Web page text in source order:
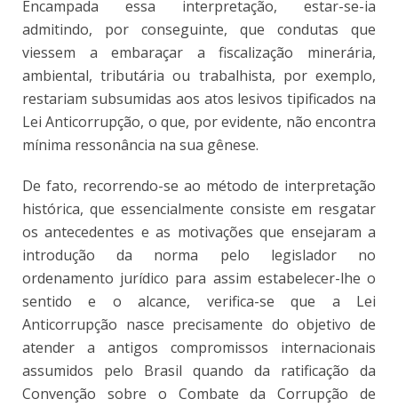
Encampada essa interpretação, estar-se-ia
admitindo, por conseguinte, que condutas que
viessem a embaraçar a fiscalização minerária,
ambiental, tributária ou trabalhista, por exemplo,
restariam subsumidas aos atos lesivos tipificados na
Lei Anticorrupção, o que, por evidente, não encontra
mínima ressonância na sua gênese.
De fato, recorrendo-se ao método de interpretação
histórica, que essencialmente consiste em resgatar
os antecedentes e as motivações que ensejaram a
introdução da norma pelo legislador no
ordenamento jurídico para assim estabelecer-lhe o
sentido e o alcance, verifica-se que a Lei
Anticorrupção nasce precisamente do objetivo de
atender a antigos compromissos internacionais
assumidos pelo Brasil quando da ratificação da
Convenção sobre o Combate da Corrupção de